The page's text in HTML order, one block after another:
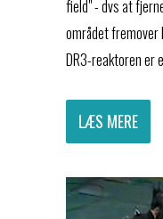
field" - dvs at
området fremover
DR3-reaktoren er
LÆS MERE